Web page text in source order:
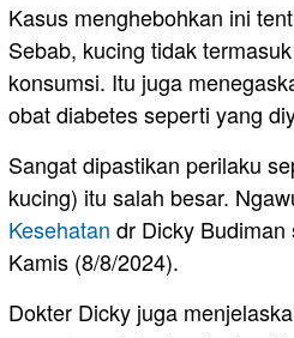
Kasus menghebohkan ini
Sebab, kucing tidak
konsumsi. Itu juga
obat diabetes seperti yang
Sangat dipastikan perilaku
kucing) itu salah besar.
Kesehatan dr Dicky
Kamis (8/8/2024).
Dokter Dicky juga